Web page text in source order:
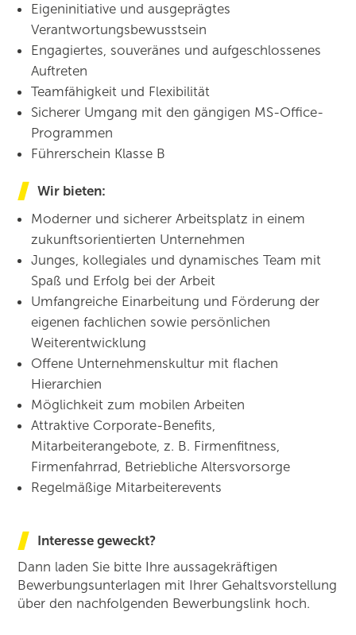
Eigeninitiative und ausgeprägtes
Verantwortungsbewusstsein
Engagiertes, souveränes und aufgeschlossenes
Auftreten
Teamfähigkeit und Flexibilität
Sicherer Umgang mit den gängigen MS-Office-
Programmen
Führerschein Klasse B
Wir bieten:
Moderner und sicherer Arbeitsplatz in einem
zukunftsorientierten Unternehmen
Junges, kollegiales und dynamisches Team mit
Spaß und Erfolg bei der Arbeit
Umfangreiche Einarbeitung und Förderung der
eigenen fachlichen sowie persönlichen
Weiterentwicklung
Offene Unternehmenskultur mit flachen
Hierarchien
Möglichkeit zum mobilen Arbeiten
Attraktive Corporate-Benefits,
Mitarbeiterangebote, z. B. Firmenfitness,
Firmenfahrrad, Betriebliche Altersvorsorge
Regelmäßige Mitarbeiterevents
Interesse geweckt?
Dann laden Sie bitte Ihre aussagekräftigen
Bewerbungsunterlagen mit Ihrer Gehaltsvorstellung
über den nachfolgenden Bewerbungslink hoch.